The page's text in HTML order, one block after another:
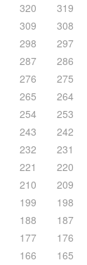
320 319
309 308
298 297
287 286
276 275
265 264
254 253
243 242
232 231
221 220
210 209
199 198
188 187
177 176
166 165